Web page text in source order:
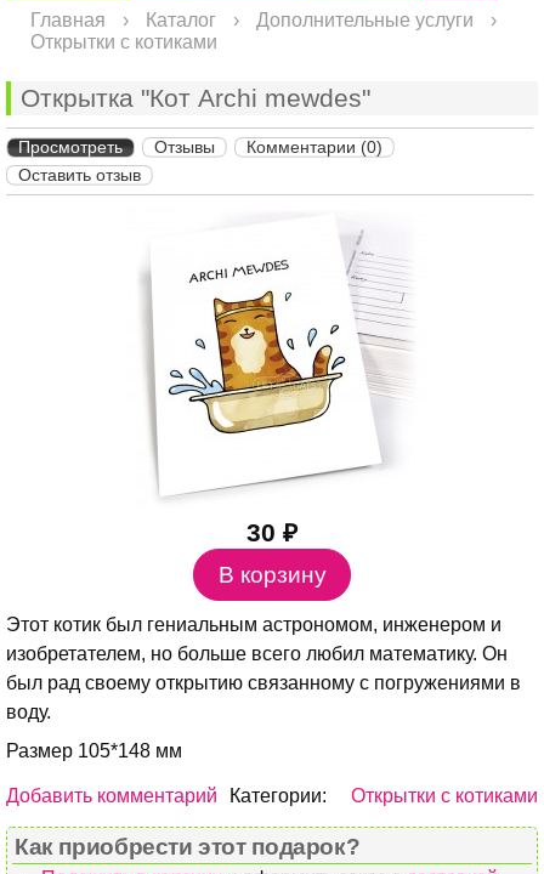
Главная
› Каталог › Дополнительные услуги
›
Открытки с котиками
Открытка "Кот Archi mewdes"
Просмотреть Отзывы
Комментарии (0)
Оставить отзыв
30 ₽
Этот котик был гениальным астрономом, инженером и
изобретателем, но больше всего любил математику. Он
был рад своему открытию связанному с погружениями в
воду.
Размер 105*148 мм
Категории: Открытки с котиками
Добавить комментарий
Как приобрести этот подарок?